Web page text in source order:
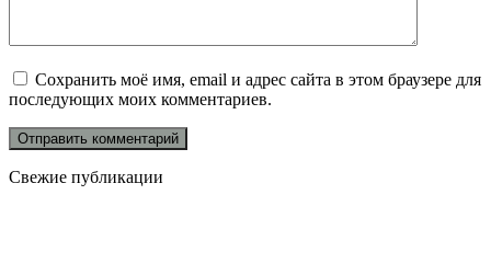
Сохранить моё имя, email и адрес сайта в этом браузере для
последующих моих комментариев.
Свежие публикации